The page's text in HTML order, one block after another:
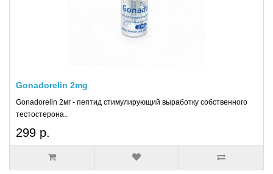
оказание противовоспалительного действия.
Вторая группа GHRH включает в себя:
CJC-1295 Соматокринин стимулирует синтез не только гормона
роста, но и ряда других биологически важных веществ;
Тестаген позволяет держать в норме уровень тестостерона даже
при изнуряющих физических нагрузках, а эффект от курса
сохраняется на протяжении 12 месяцев.
Каждый курс пептидов, индивидуален для каждого атлета. Есть
обобщенные данные, среди них, средняя длительность курса
Gonadorelin 2mg
Gonadorelin 2мг - пептид стимулирующий выработку собственного
тестостерона..
299 р.